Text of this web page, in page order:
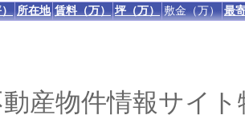
所在地 賃料（万） 坪（万） 敷金（万） 最
産物件情報サイト